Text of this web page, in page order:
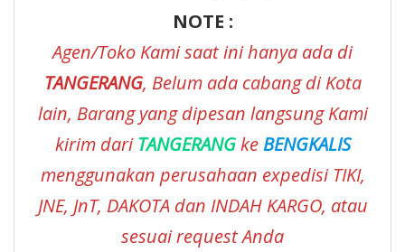
NOTE :
Agen/Toko Kami saat ini hanya ada di
TANGERANG, Belum ada cabang di Kota
lain, Barang yang dipesan langsung Kami
kirim dariTANGERANGkeBENGKALIS
menggunakan perusahaan expedisi TIKI,
JNE, JnT, DAKOTA dan INDAH KARGO, atau
sesuai request Anda